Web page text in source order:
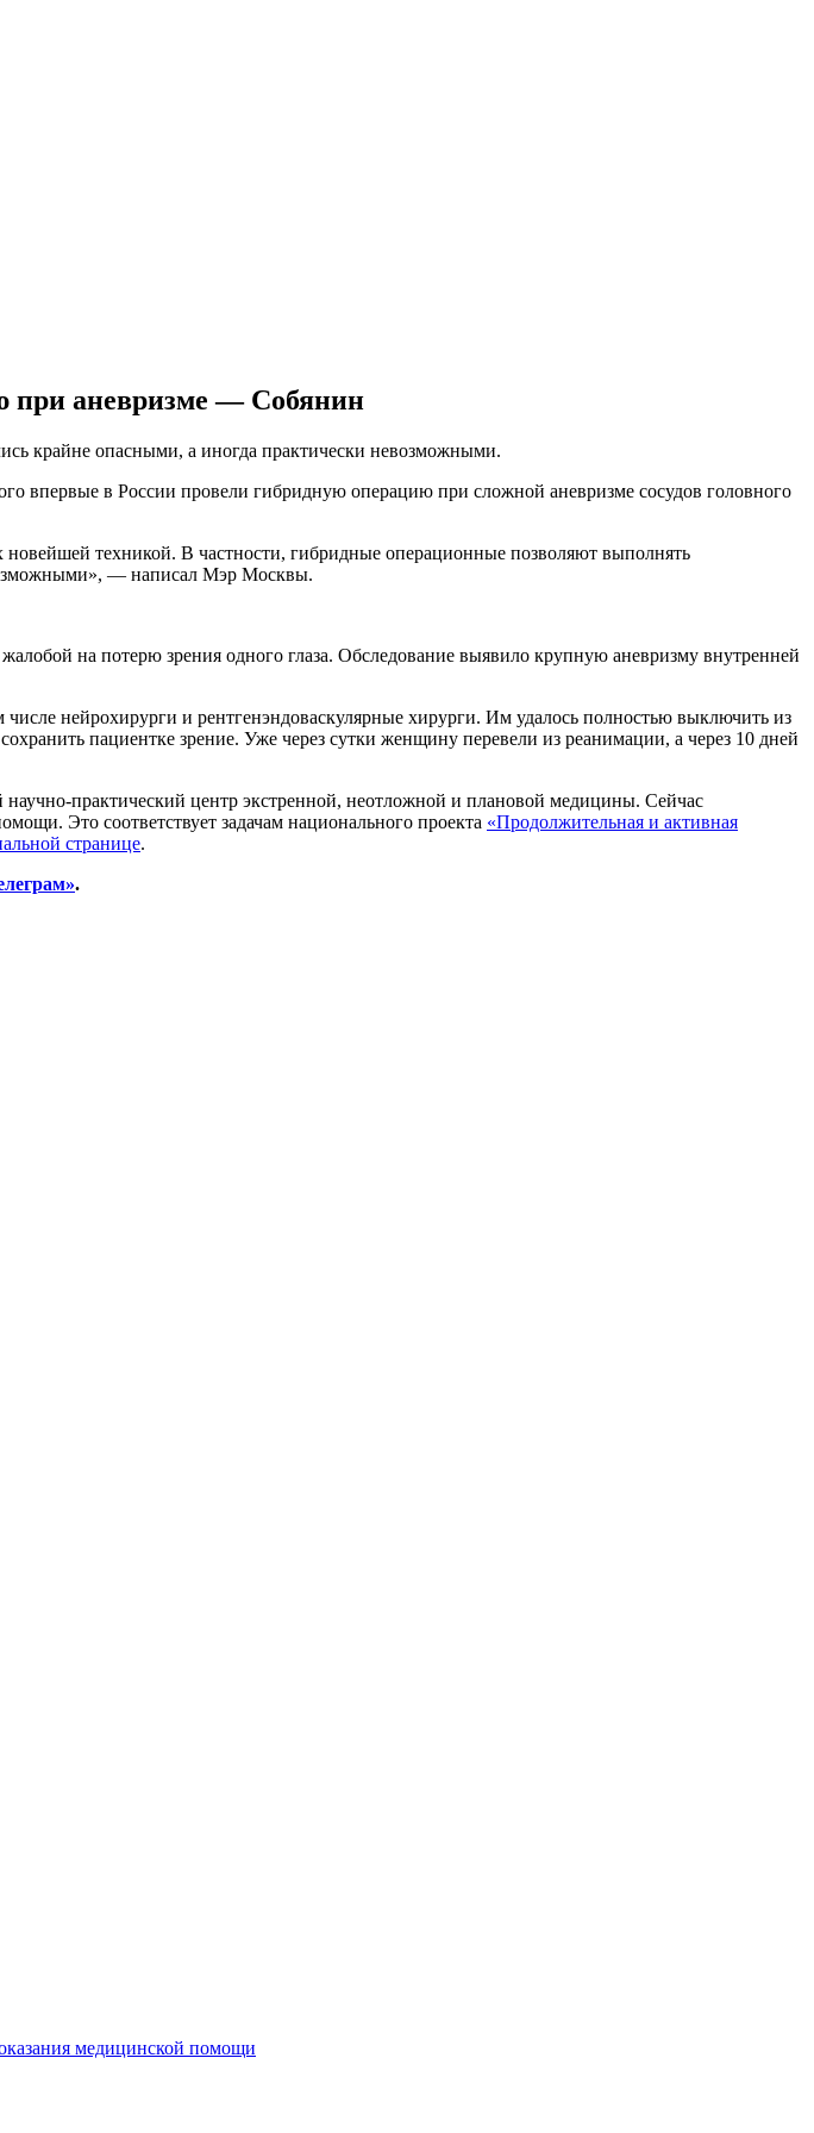
при аневризме — Собянин
крайне опасными, а иногда практически невозможными.
впервые в России провели гибридную операцию при сложной аневризме сосудов головного
техникой. В частности, гибридные операционные позволяют выполнять
— написал Мэр Москвы.
на потерю зрения одного глаза. Обследование выявило крупную аневризму внутренней
нейрохирурги и рентгенэндоваскулярные хирурги. Им удалось полностью выключить из
пациентке зрение. Уже через сутки женщину перевели из реанимации, а через 10 дней
практический центр экстренной, неотложной и плановой медицины. Сейчас
Это соответствует задачам национального проекта «Продолжительная и активная
странице.
.
медицинской помощи